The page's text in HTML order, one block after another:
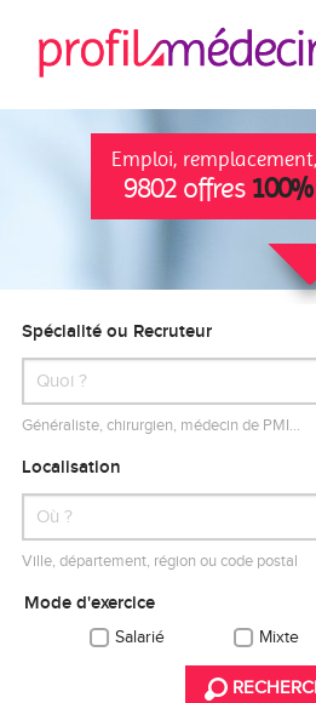
Emploi,
9802 offres 100%
Spécialité ou Recruteur
Généraliste, chirurgien, médecin de PMI…
Localisation
Ville, département, région ou code postal
Mode d'exercice
Salarié Mixte